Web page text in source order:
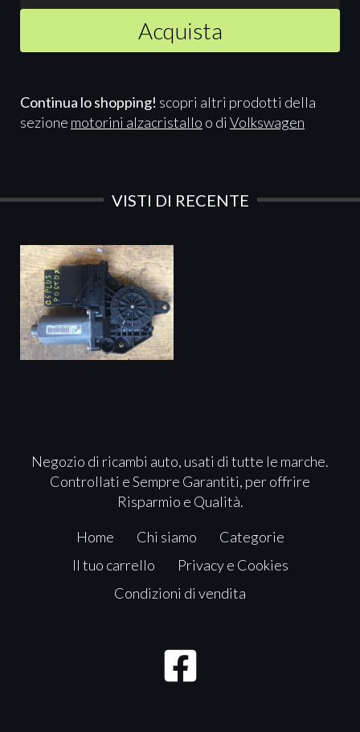
Acquista
Continua lo shopping! scopri altri prodotti della
sezione motorini alzacristallo o di Volkswagen
VISTI DI RECENTE
Negozio di ricambi auto, usati di tutte le marche.
Controllati e Sempre Garantiti, per offrire
Risparmio e Qualità.
Home Chi siamo
Categorie
Il tuo carrello
Privacy e Cookies
Condizioni di vendita